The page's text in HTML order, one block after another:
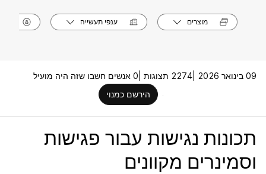
מוצרים ענפי תעשייה
09 בינואר 2026 | 2274 תצוגות |
0 אנשים חשבו שזה היה מועיל
הירשם כמנוי
תכונות נגישות עבור פגישות
וסמינרים מקוונים